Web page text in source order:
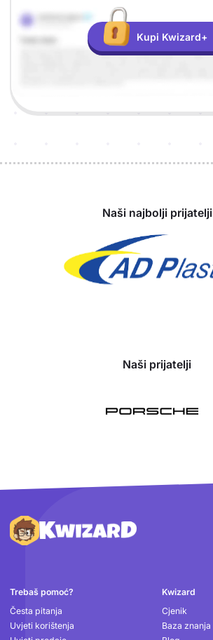
Odgovor
Objašnjenje
Kupi Kwizard+
Naši najbolji prijatelji
Naši prijatelji
Podnožje
Trebaš pomoć?
Česta pitanja
Uvjeti korištenja
Kwizard
Cjenik
Baza znanja